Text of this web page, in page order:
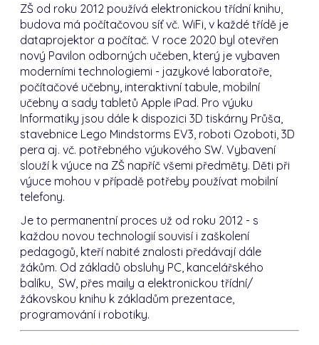
ZŠ od roku 2012 používá elektronickou třídní knihu,
budova má počítačovou síť vč. WiFi, v každé třídě je
dataprojektor a počítač. V roce 2020 byl otevřen
nový Pavilon odborných učeben, který je vybaven
moderními technologiemi - jazykové laboratoře,
počítačové učebny, interaktivní tabule, mobilní
učebny a sady tabletů Apple iPad. Pro výuku
Informatiky jsou dále k dispozici 3D tiskárny Průša,
stavebnice Lego Mindstorms EV3, roboti Ozoboti, 3D
pera aj. vč. potřebného výukového SW. Vybavení
slouží k výuce na ZŠ napříč všemi předměty. Děti při
výuce mohou v případě potřeby používat mobilní
telefony.
Je to permanentní proces už od roku 2012 - s
každou novou technologií souvisí i zaškolení
pedagogů, kteří nabité znalosti předávají dále
žákům. Od základů obsluhy PC, kancelářského
balíku, SW, přes maily a elektronickou třídní/
žákovskou knihu k základům prezentace,
programování i robotiky.